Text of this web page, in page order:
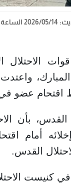
11:54 )
الاحتلال
اقتحام عضو
القدس، بأن
أمام
القدس.
كنيست